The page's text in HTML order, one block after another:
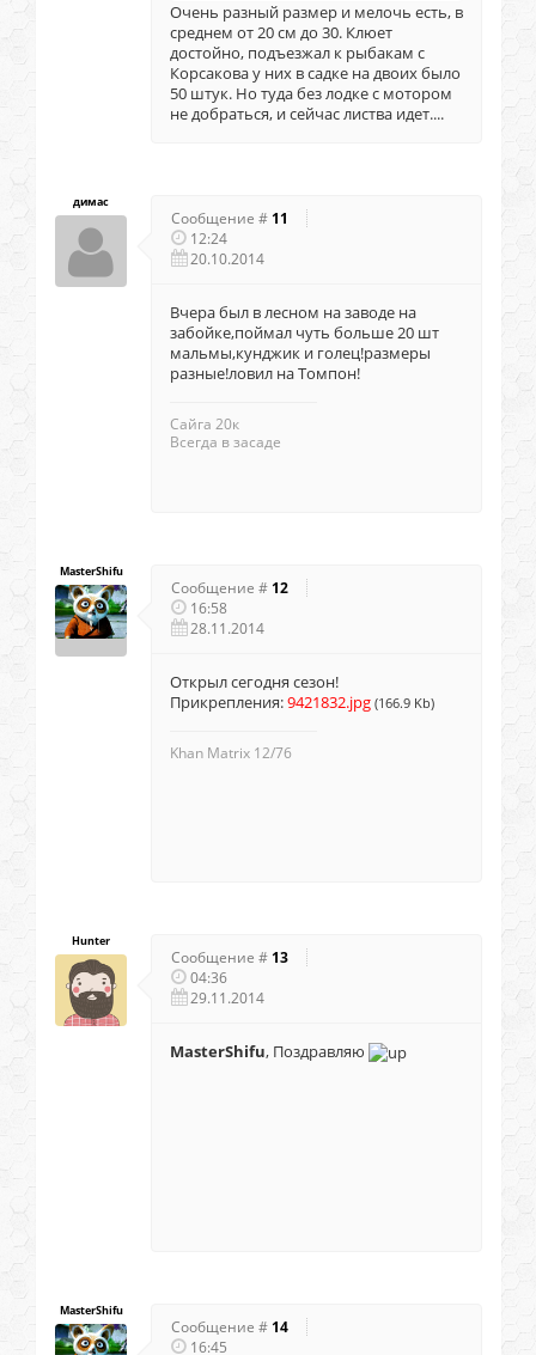
Очень разный размер и мелочь есть, в
среднем от 20 см до 30. Клюет
достойно, подъезжал к рыбакам с
Корсакова у них в садке на двоих было
50 штук. Но туда без лодке с мотором
не добраться, и сейчас листва идет....
димас
Сообщение # 11
12:24
20.10.2014
Вчера был в лесном на заводе на
забойке,поймал чуть больше 20 шт
мальмы,кунджик и голец!размеры
разные!ловил на Томпон!
Сайга 20к
Всегда в засаде
MasterShifu
Сообщение # 12
16:58
28.11.2014
Открыл сегодня сезон!
Прикрепления:9421832.jpg (166.9 Kb)
Khan Matrix 12/76
Hunter
Сообщение # 13
04:36
29.11.2014
MasterShifu, Поздравляю
MasterShifu
Сообщение # 14
16:45